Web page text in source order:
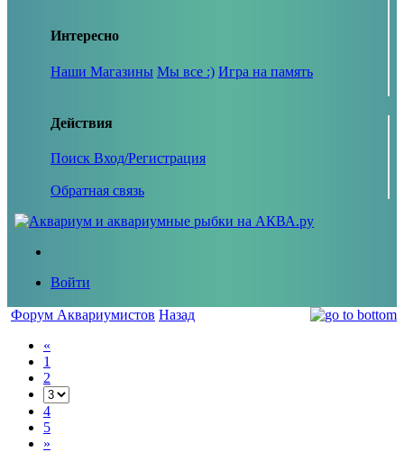
Интересно
Наши Магазины Мы все :) Игра на память
Действия
Поиск Вход/Регистрация
Обратная связь
Войти
Форум Аквариумистов Назад
«
1
2
4
5
»